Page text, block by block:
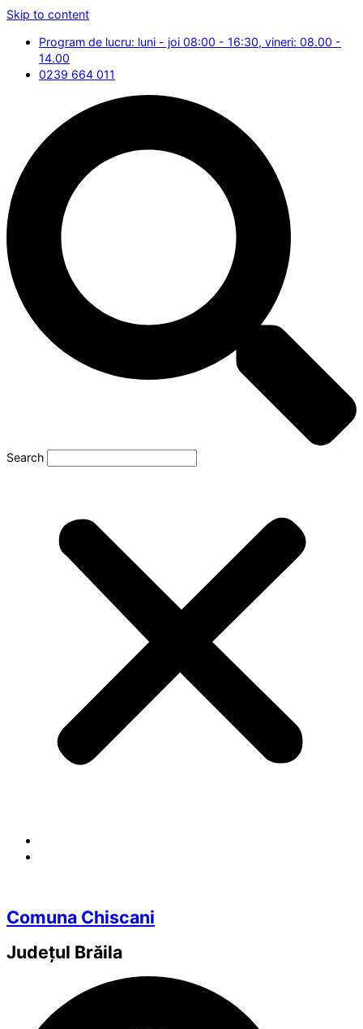
Skip to content
Program de lucru: luni - joi 08:00 - 16:30, vineri: 08.00 -
14.00
0239 664 011
Search
Comuna Chiscani
Județul Brăila